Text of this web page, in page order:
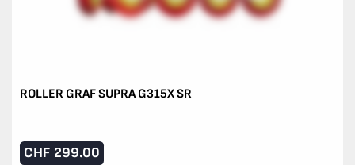
ROLLER GRAF SUPRA G315X SR
CHF 299.00